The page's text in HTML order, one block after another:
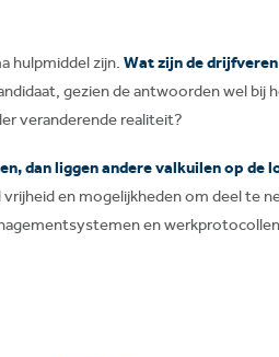
hulpmiddel zijn. Wat zijn de
gezien de antwoorden wel
veranderende realiteit?
dan liggen andere valkuilen op de
en mogelijkheden om deel te
en